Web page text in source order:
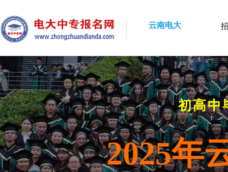
云南电大
初高中
2025年